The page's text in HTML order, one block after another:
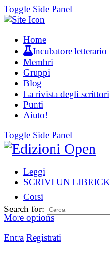
Toggle Side Panel
Home
Incubatore letterario
Membri
Gruppi
Blog
La rivista degli scrittori
Punti
Aiuto!
Toggle Side Panel
Leggi
SCRIVI UN LIBRICK
Corsi
More options
Entra Registrati
Search for: